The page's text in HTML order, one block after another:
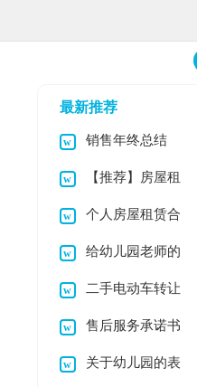
最新推荐
销售年终总结
(合集15篇)【推荐】房屋租
赁合同模板汇编五篇
个人房屋租赁合
同范本15篇
给幼儿园老师的
表扬信范文合集七篇
二手电动车转让
协议书售后服务承诺书
15篇关于幼儿园的表